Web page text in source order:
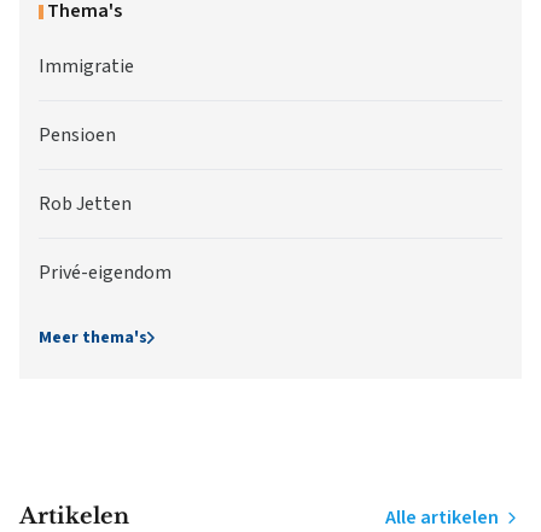
Thema's
Immigratie
Pensioen
Rob Jetten
Privé-eigendom
Meer thema's
Artikelen Alle artikelen